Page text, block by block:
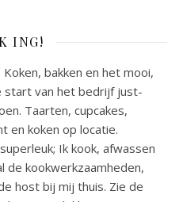
ING!
bakken en het mooi,
start van het bedrijf just-
Taarten, cupcakes,
en koken op locatie.
Ik kook, afwassen
de kookwerkzaamheden,
host bij mij thuis. Zie de